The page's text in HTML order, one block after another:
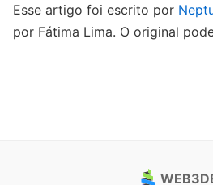
Esse artigo foi escrito por
por Fátima Lima. O original